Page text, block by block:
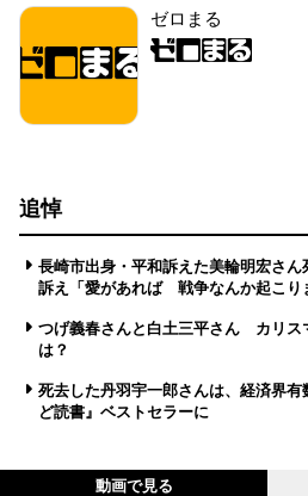
ゼロまる
追悼
長崎市出身・平和訴えた美輪明宏さ
訴え「愛があれば 戦争なんか起こり
つげ義春さんと白土三平さん カリス
は？
死去した丹羽宇一郎さんは、経済界
ど読書』ベストセラーに
動画で見る